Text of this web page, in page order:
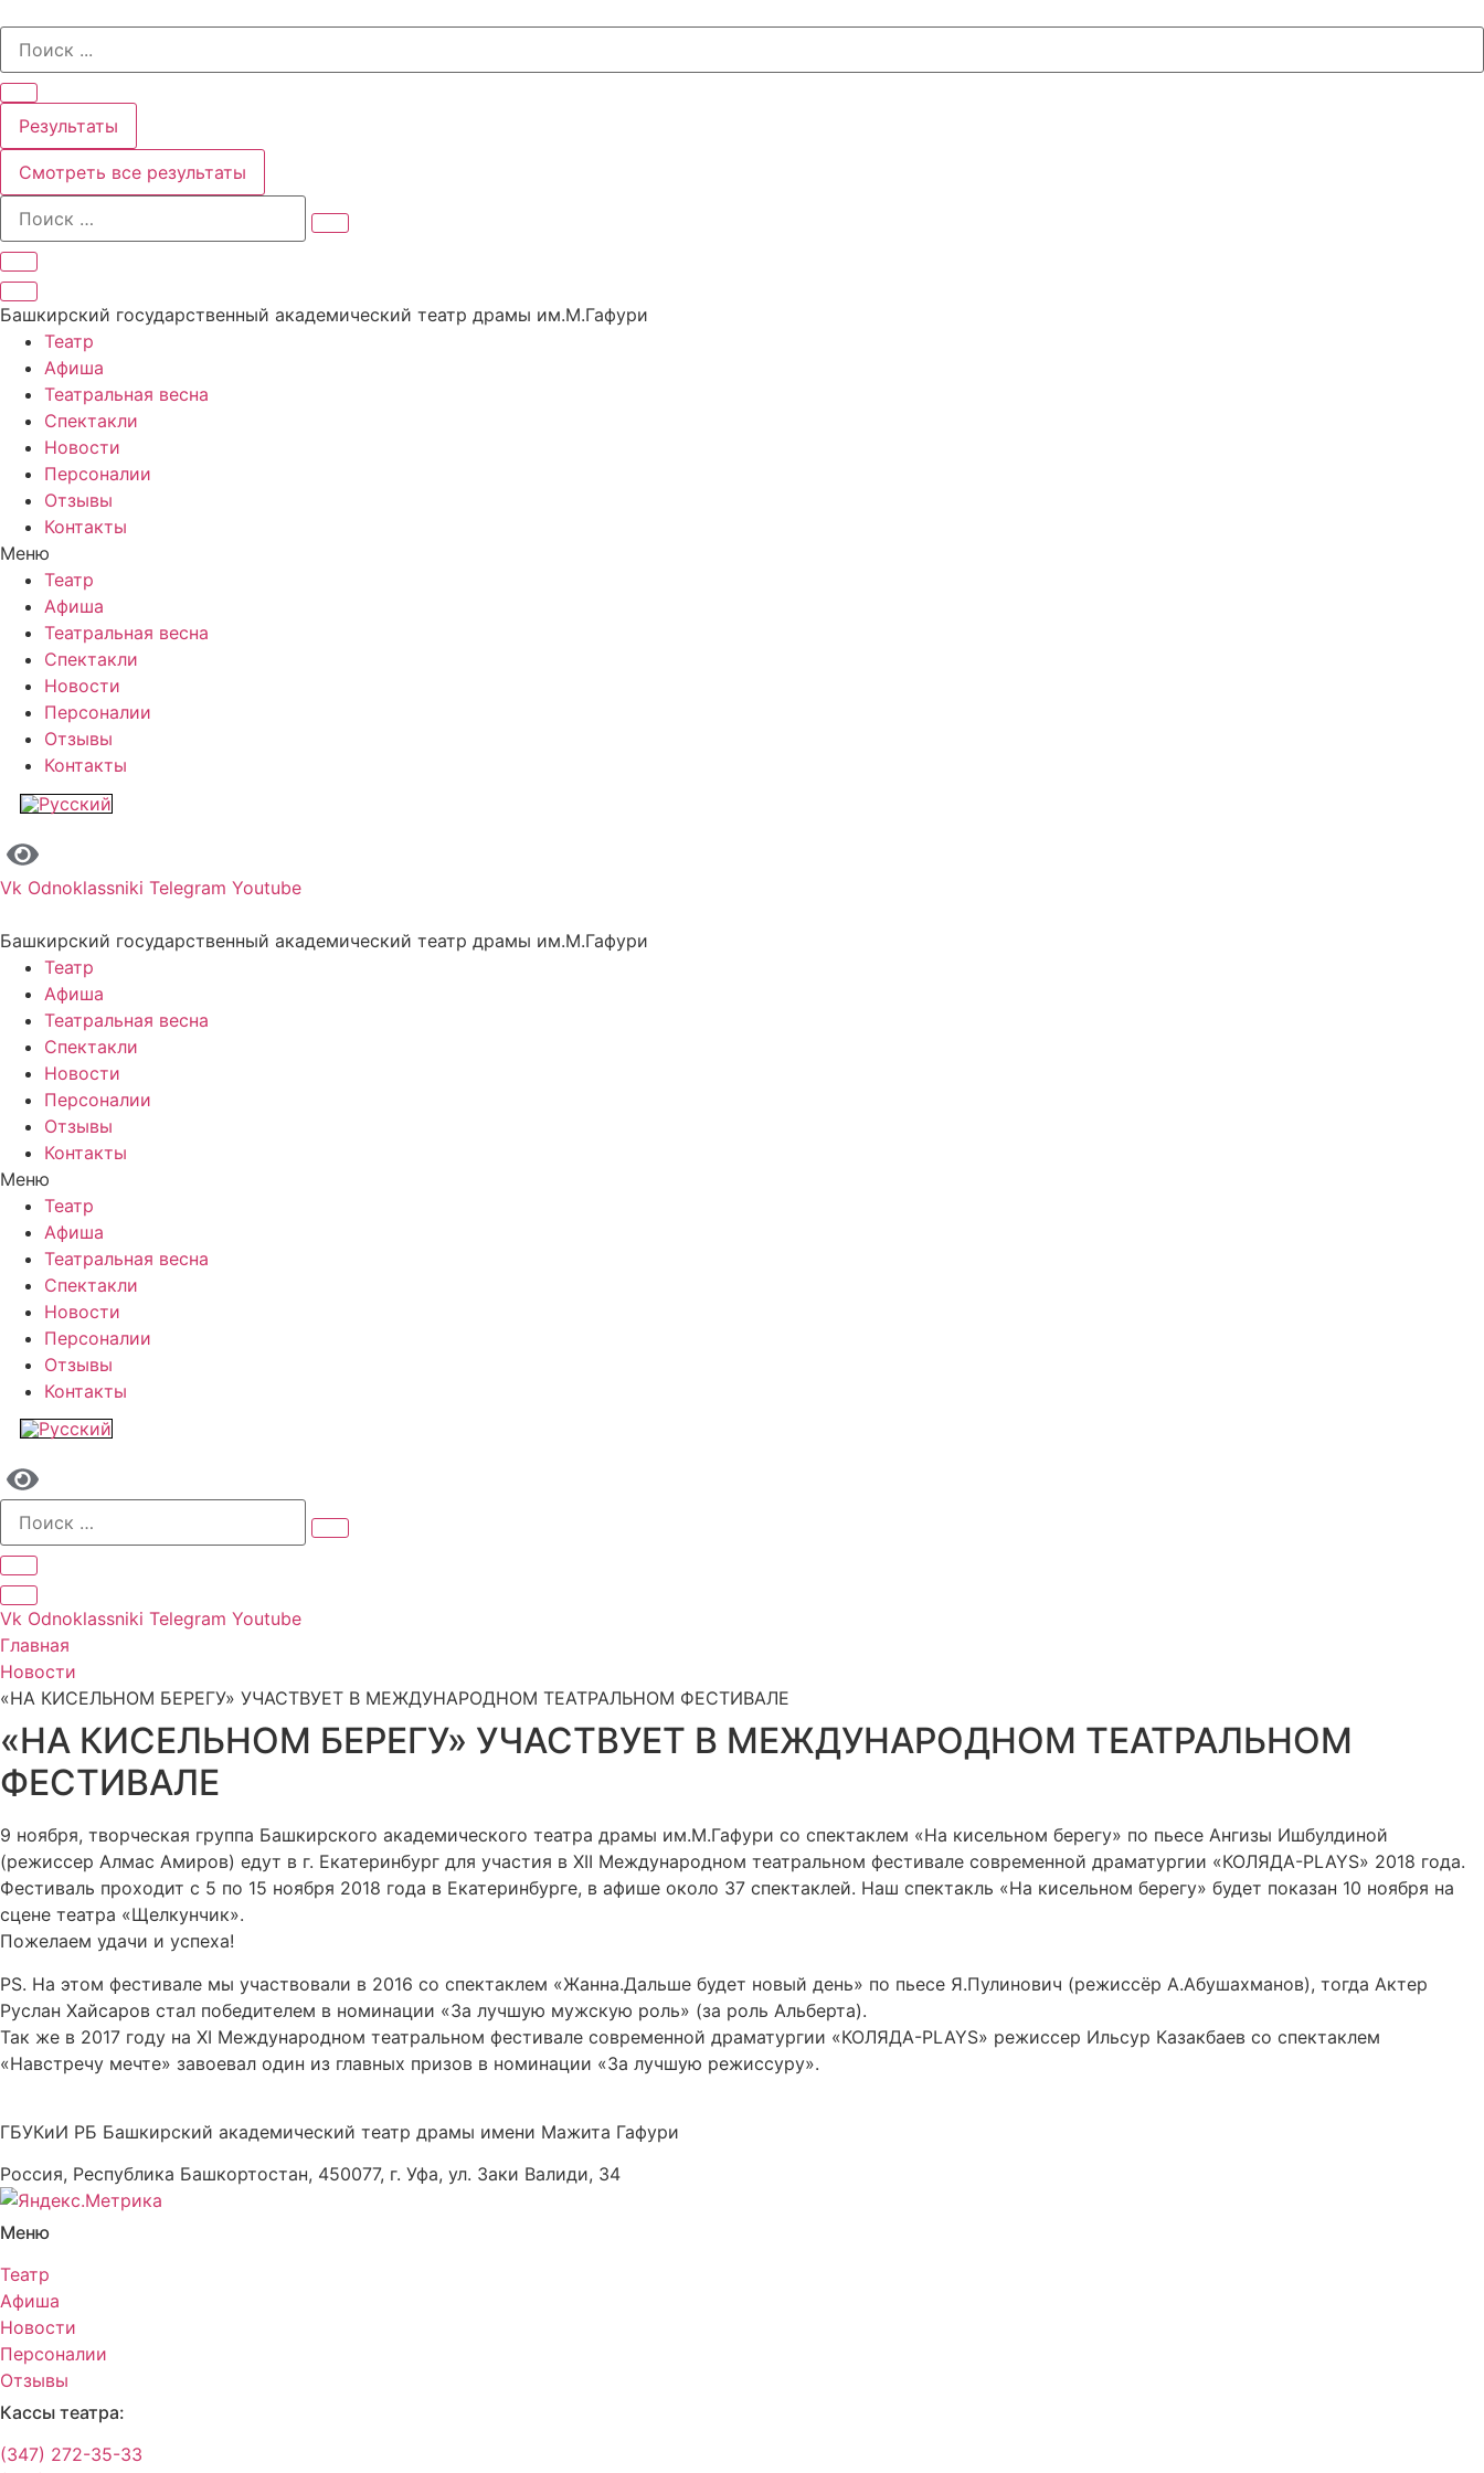
содержимому
Search
Результаты
Смотреть все результаты
Башкирский государственный академический театр драмы им.М.Гафури
Театр
Афиша
Театральная весна
Спектакли
Новости
Персоналии
Отзывы
Контакты
Меню
Театр
Афиша
Театральная весна
Спектакли
Новости
Персоналии
Отзывы
Контакты
Vk Odnoklassniki Telegram Youtube
Башкирский государственный академический театр драмы им.М.Гафури
Театр
Афиша
Театральная весна
Спектакли
Новости
Персоналии
Отзывы
Контакты
Меню
Театр
Афиша
Театральная весна
Спектакли
Новости
Персоналии
Отзывы
Контакты
Vk Odnoklassniki Telegram Youtube
Главная
Новости
«НА КИСЕЛЬНОМ БЕРЕГУ» УЧАСТВУЕТ В МЕЖДУНАРОДНОМ ТЕАТРАЛЬНОМ ФЕСТИВАЛЕ
«НА КИСЕЛЬНОМ БЕРЕГУ» УЧАСТВУЕТ В МЕЖДУНАРОДНОМ ТЕАТРАЛЬНОМ
ФЕСТИВАЛЕ
9 ноября, творческая группа Башкирского академического театра драмы им.М.Гафури со спектаклем «На кисельном берегу» по пьесе Ангизы Ишбулдиной
(режиссер Алмас Амиров) едут в г. Екатеринбург для участия в ХII Международном театральном фестивале современной драматургии «КОЛЯДА-PLAYS» 2018 года.
Фестиваль проходит с 5 по 15 ноября 2018 года в Екатеринбурге, в афише около 37 спектаклей. Наш спектакль «На кисельном берегу» будет показан 10 ноября на
сцене театра «Щелкунчик».
Пожелаем удачи и успеха!
PS. На этом фестивале мы участвовали в 2016 со спектаклем «Жанна.Дальше будет новый день» по пьесе Я.Пулинович (режиссёр А.Абушахманов), тогда Актер
Руслан Хайсаров стал победителем в номинации «За лучшую мужскую роль» (за роль Альберта).
Так же в 2017 году на ХI Международном театральном фестивале современной драматургии «КОЛЯДА-PLAYS» режиссер Ильсур Казакбаев со спектаклем
«Навстречу мечте» завоевал один из главных призов в номинации «За лучшую режиссуру».
ГБУКиИ РБ Башкирский академический театр драмы имени Мажита Гафури
Россия, Республика Башкортостан, 450077, г. Уфа, ул. Заки Валиди, 34
Меню
Театр
Афиша
Новости
Персоналии
Отзывы
Кассы театра:
(347) 272-35-33